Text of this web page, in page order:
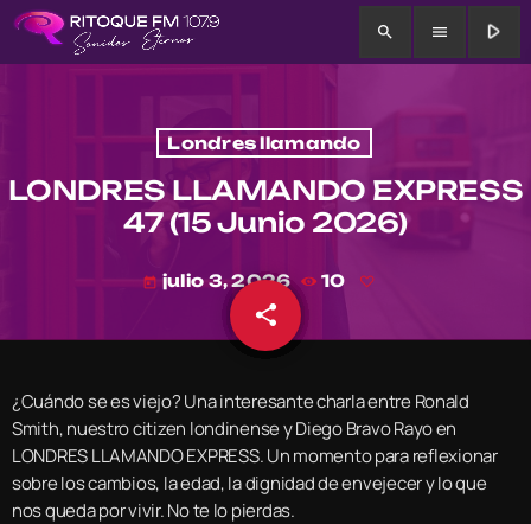
search menu play_arrow
Londres llamando
LONDRES LLAMANDO EXPRESS
47 (15 Junio 2026)
today julio 3, 2026 10
share
email
¿Cuándo se es viejo? Una interesante charla entre Ronald
Smith, nuestro citizen londinense y Diego Bravo Rayo en
LONDRES LLAMANDO EXPRESS. Un momento para reflexionar
sobre los cambios, la edad, la dignidad de envejecer y lo que
nos queda por vivir. No te lo pierdas.